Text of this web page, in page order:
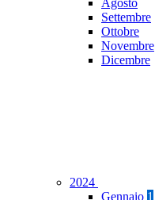
Agosto
Settembre
Ottobre
Novembre
Dicembre
2024
Gennaio 1